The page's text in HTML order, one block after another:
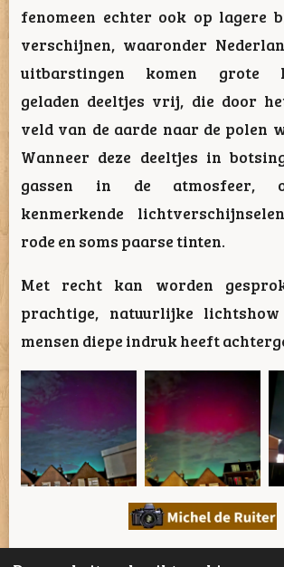
fenomeen echter ook op lagere
verschijnen, waaronder
uitbarstingen komen grote
geladen deeltjes vrij, die door
veld van de aarde naar de polen
Wanneer deze deeltjes in
gassen in de atmosfeer,
kenmerkende
rode en soms paarse tinten.
Met recht kan worden
prachtige, natuurlijke
mensen diepe indruk heeft